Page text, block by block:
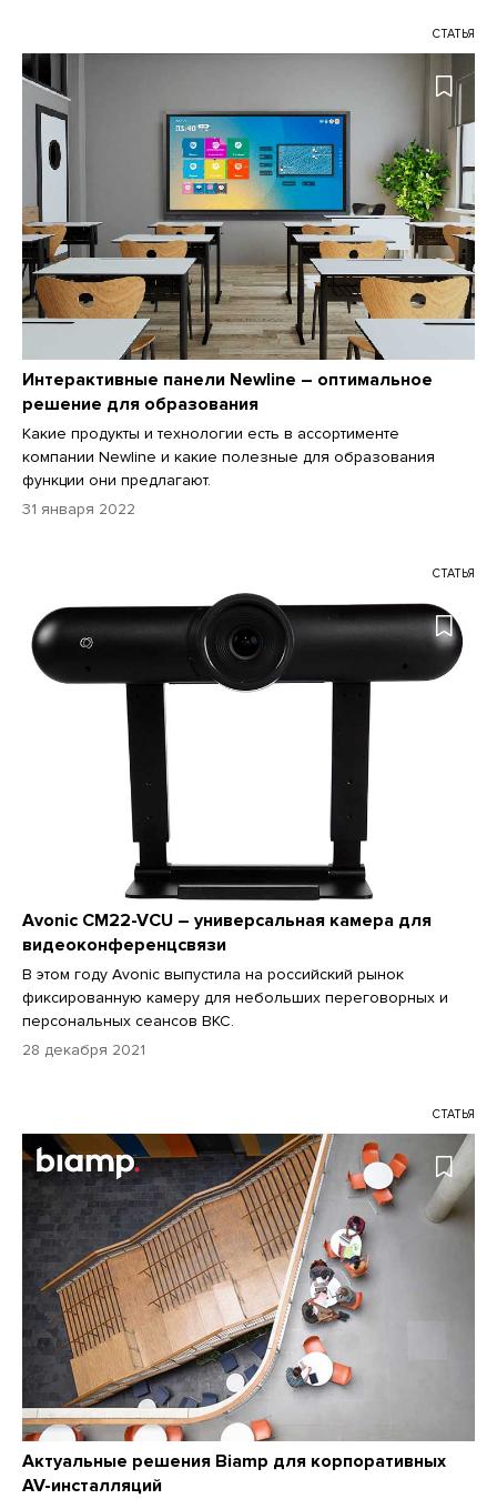
СТАТЬЯ
Интерактивные панели Newline – оптимальное
решение для образования
Какие продукты и технологии есть в ассортименте
компании Newline и какие полезные для образования
функции они предлагают.
31 января 2022
СТАТЬЯ
Avonic CM22-VCU – универсальная камера для
видеоконференцсвязи
В этом году Avonic выпустила на российский рынок
фиксированную камеру для небольших переговорных и
персональных сеансов ВКС.
28 декабря 2021
СТАТЬЯ
Актуальные решения Biamp для корпоративных
AV-инсталляций